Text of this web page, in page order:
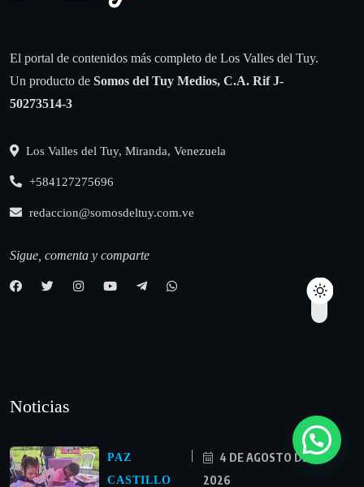
El portal de contenidos más completo de Los Valles del Tuy.
Un producto de Somos del Tuy Medios, C.A. Rif J-
50273514-3
Los Valles del Tuy, Miranda, Venezuela
+584127275696
redaccion@somosdeltuy.com.ve
Sigue, comenta y comparte
Noticias
PAZ
CASTILLO
4 DE AGOSTO DE
2026